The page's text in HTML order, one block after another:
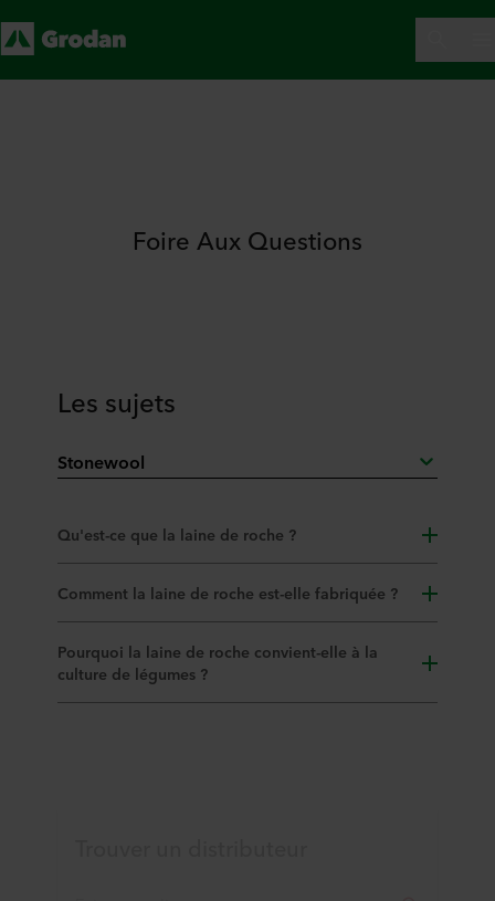
Foire Aux Questions
Les sujets
Stonewool
Qu'est-ce que la laine de roche ?
Comment la laine de roche est-elle fabriquée ?
Pourquoi la laine de roche convient-elle à la
culture de légumes ?